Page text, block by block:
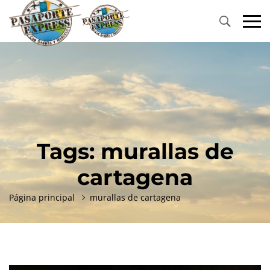
Menu
Tags: murallas de
cartagena
Página principal murallas de cartagena